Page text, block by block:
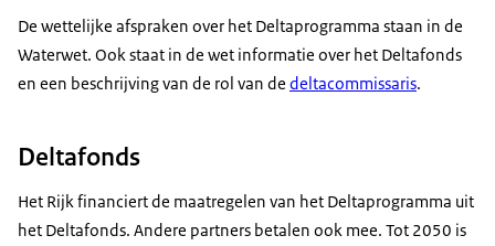
De wettelijke afspraken over het Deltaprogramma staan in de
Waterwet. Ook staat in de wet informatie over het Deltafonds
en een beschrijving van de rol van de deltacommissaris.
Deltafonds
Het Rijk financiert de maatregelen van het Deltaprogramma uit
het Deltafonds. Andere partners betalen ook mee. Tot 2050 is